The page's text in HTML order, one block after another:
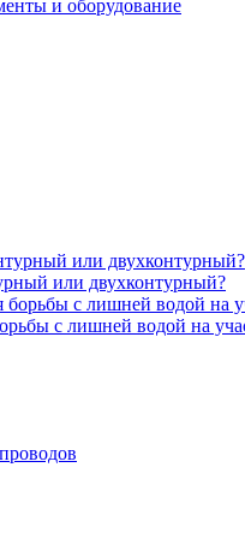
и оборудование
или двухконтурный?
с лишней водой на